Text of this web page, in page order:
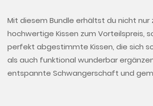
Mit diesem Bundle erhältst du nicht nur
hochwertige Kissen zum Vorteilspreis,
perfekt abgestimmte Kissen, die sich
als auch funktional wunderbar
entspannte Schwangerschaft und